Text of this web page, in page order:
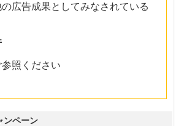
の広告成果としてみなされている
照ください
ンペーン